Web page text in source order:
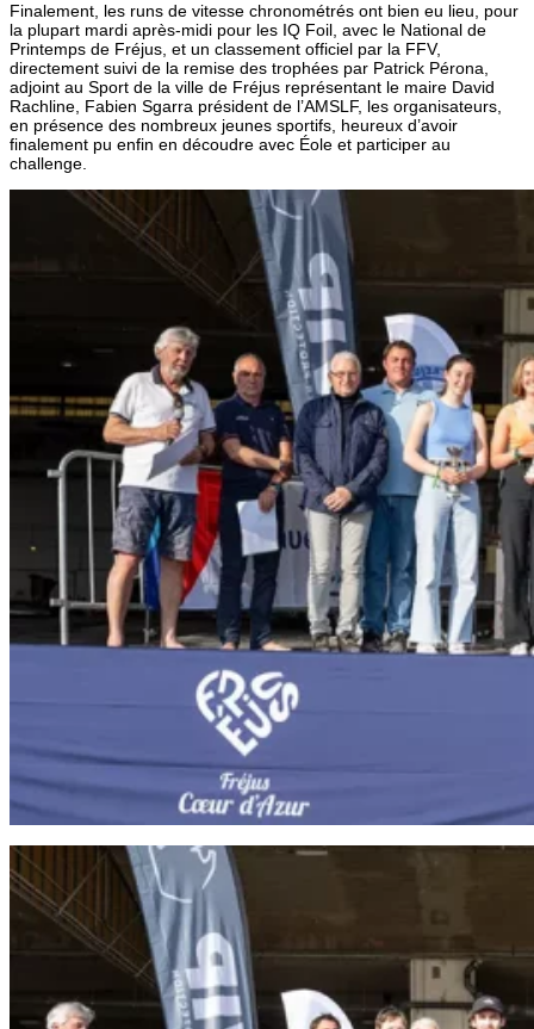
Finalement, les runs de vitesse chronométrés ont bien eu lieu, pour
la plupart mardi après-midi pour les IQ Foil, avec le National de
Printemps de Fréjus, et un classement officiel par la FFV,
directement suivi de la remise des trophées par Patrick Pérona,
adjoint au Sport de la ville de Fréjus représentant le maire David
Rachline, Fabien Sgarra président de l’AMSLF, les organisateurs,
en présence des nombreux jeunes sportifs, heureux d’avoir
finalement pu enfin en découdre avec Éole et participer au
challenge.